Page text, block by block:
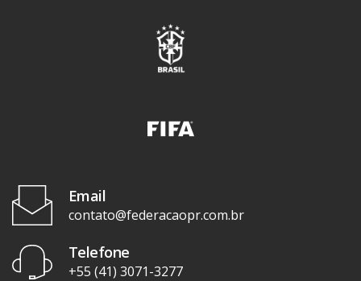
Email
contato@federacaopr.com.br
Telefone
+55 (41) 3071-3277